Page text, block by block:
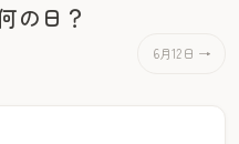
の日？
6月12日 →